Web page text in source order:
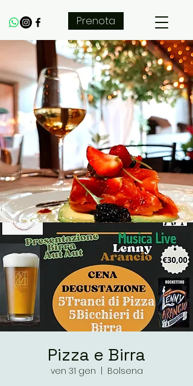
Prenota
Pizza e Birra
ven 31 gen
Bolsena